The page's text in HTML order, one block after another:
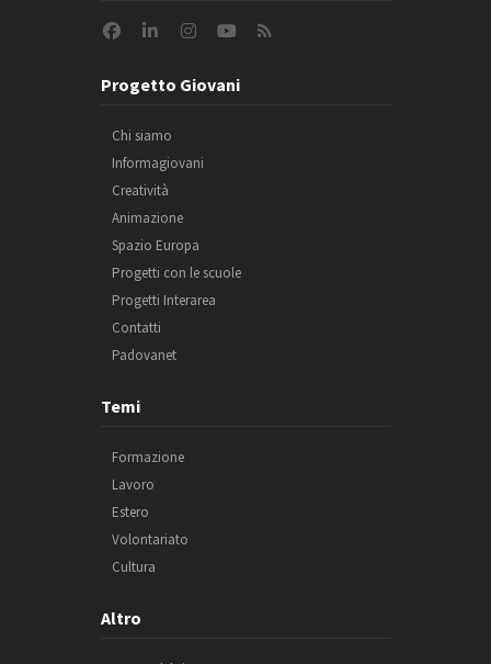
Progetto Giovani
Chi siamo
Informagiovani
Creatività
Animazione
Spazio Europa
Progetti con le scuole
Progetti Interarea
Contatti
Padovanet
Temi
Formazione
Lavoro
Estero
Volontariato
Cultura
Altro